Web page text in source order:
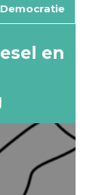
Democratie
en